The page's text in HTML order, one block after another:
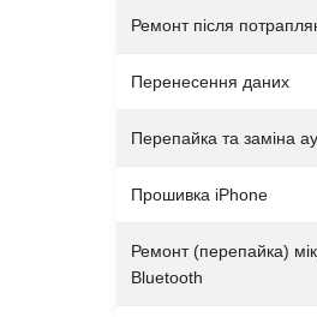
Ремонт після
Перенесення даних
Перепайка та заміна
Прошивка iPhone
Ремонт (перепайка)
Bluetooth